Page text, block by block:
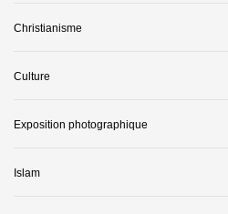
Christianisme
Culture
Exposition photographique
Islam